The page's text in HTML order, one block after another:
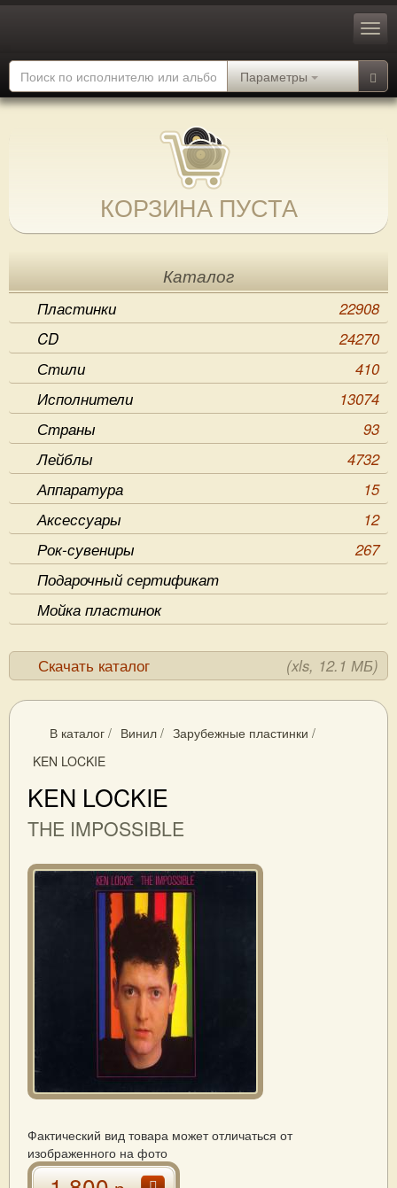
Параметры
КОРЗИНА ПУСТА
Каталог
Пластинки
22908
CD
24270
Стили
410
Исполнители
13074
Страны
93
Лейблы
4732
Аппаратура
15
Аксессуары
12
Рок-сувениры
267
Подарочный сертификат
Мойка пластинок
Скачать каталог (xls, 12.1 МБ)
В каталог / Винил / Зарубежные пластинки /
KEN LOCKIE
KEN LOCKIE
THE IMPOSSIBLE
Фактический вид товара может отличаться от
изображенного на фото